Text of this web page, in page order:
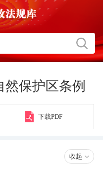
保护区条例
下载PDF
收起